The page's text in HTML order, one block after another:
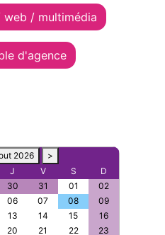
/ multimédia
d'agence
2026
>
J V S
D
30 31 01
02
06 07 08
09
13 14 15
16
20 21 22 23